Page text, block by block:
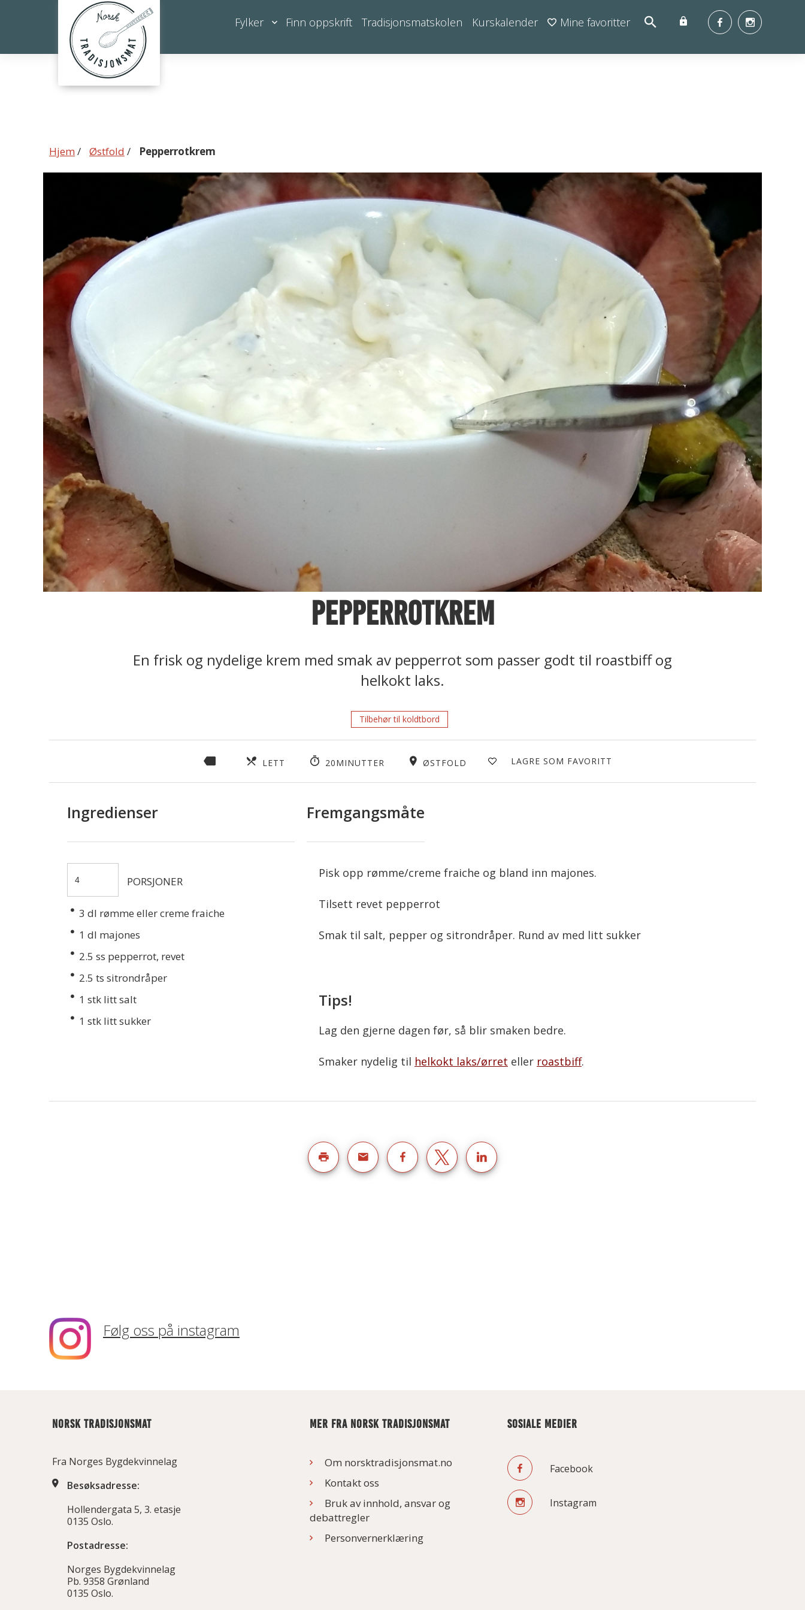
Pepperrotkrem Fylker Finn oppskrift Tradisjonsmatskolen Kurskalender Mine favoritter
Hjem/ Østfold / Pepperrotkrem
Pepperrotkrem
En frisk og nydelige krem med smak av pepperrot som passer godt til roastbiff og
helkokt laks.
Tilbehør til koldtbord
LETT 20MINUTTER ØSTFOLD LAGRE SOM FAVORITT
Ingredienser
PORSJONER
3 dl rømme eller creme fraiche
1 dl majones
2.5 ss pepperrot, revet
2.5 ts sitrondråper
1 stk litt salt
1 stk litt sukker
Fremgangsmåte
Pisk opp rømme/creme fraiche og bland inn majones.
Tilsett revet pepperrot
Smak til salt, pepper og sitrondråper. Rund av med litt sukker
Tips!
Lag den gjerne dagen før, så blir smaken bedre.
Smaker nydelig til helkokt laks/ørret eller roastbiff.
Følg oss på instagram
NORSK TRADISJONSMAT
Fra Norges Bygdekvinnelag
Besøksadresse:
Hollendergata 5, 3. etasje
0135 Oslo.
Postadresse:
Norges Bygdekvinnelag
Pb. 9358 Grønland
0135 Oslo.
MER FRA NORSK TRADISJONSMAT
Om norsktradisjonsmat.no
Kontakt oss
Bruk av innhold, ansvar og
debattregler
Personvernerklæring
SOSIALE MEDIER
Facebook
Instagram